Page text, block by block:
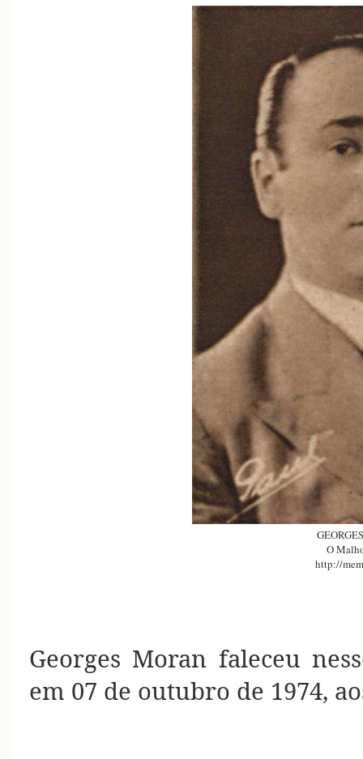
O
http://
Georges Moran faleceu
em 07 de outubro de 1974,